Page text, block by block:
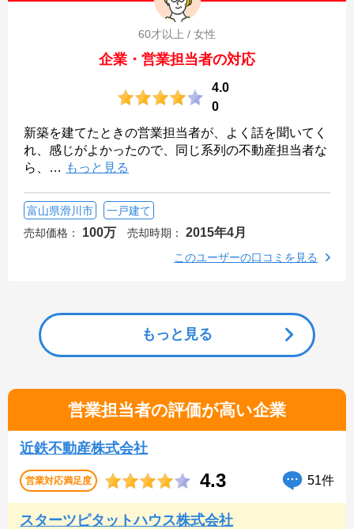
60才以上 / 女性
企業・営業担当者の対応
4.0
0
新築を建てたときの営業担当者が、よく話を聞いてく
れ、感じがよかったので、同じ系列の不動産担当者な
ら、
… もっと見る
富山県滑川市
一戸建て
売却価格：
100万 売却時期： 2015年4月
このユーザーの口コミを見る
もっと見る
営業担当者の評価が高い企業
近鉄不動産株式会社
営業対応満足度 4.3 51件
スターツピタットハウス株式会社